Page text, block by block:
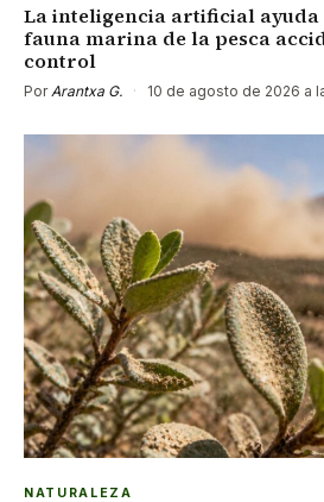
La inteligencia artificial
fauna marina de la pesca
control
Por Arantxa G. · 10 de agosto de 2026 a
NATURALEZA